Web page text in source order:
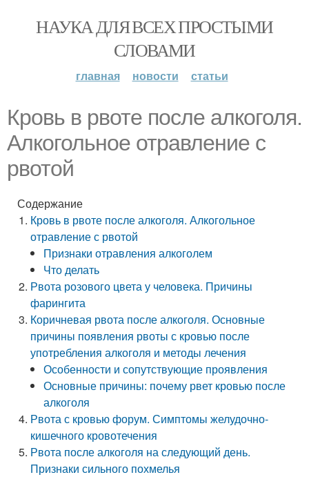
НАУКА ДЛЯ ВСЕХ ПРОСТЫМИ
СЛОВАМИ
главная новости статьи
Кровь в рвоте после алкоголя.
Алкогольное отравление с
рвотой
Содержание
Кровь в рвоте после алкоголя. Алкогольное
отравление с рвотой
Признаки отравления алкоголем
Что делать
Рвота розового цвета у человека. Причины
фарингита
Коричневая рвота после алкоголя. Основные
причины появления рвоты с кровью после
употребления алкоголя и методы лечения
Особенности и сопутствующие проявления
Основные причины: почему рвет кровью после
алкоголя
Рвота с кровью форум. Симптомы желудочно-
кишечного кровотечения
Рвота после алкоголя на следующий день.
Признаки сильного похмелья